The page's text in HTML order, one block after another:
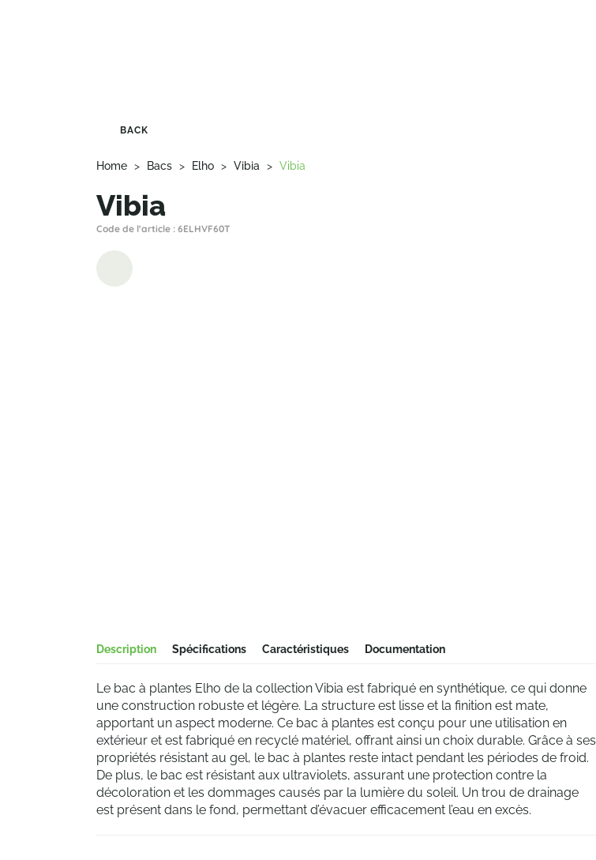
BACK
Home > Bacs > Elho > Vibia > Vibia
Vibia
Code de l'article : 6ELHVF60T
Description Spécifications Caractéristiques Documentation
Le bac à plantes Elho de la collection Vibia est fabriqué en synthétique, ce qui donne
une construction robuste et légère. La structure est lisse et la finition est mate,
apportant un aspect moderne. Ce bac à plantes est conçu pour une utilisation en
extérieur et est fabriqué en recyclé matériel, offrant ainsi un choix durable. Grâce à ses
propriétés résistant au gel, le bac à plantes reste intact pendant les périodes de froid.
De plus, le bac est résistant aux ultraviolets, assurant une protection contre la
décoloration et les dommages causés par la lumière du soleil. Un trou de drainage
est présent dans le fond, permettant d’évacuer efficacement l’eau en excès.